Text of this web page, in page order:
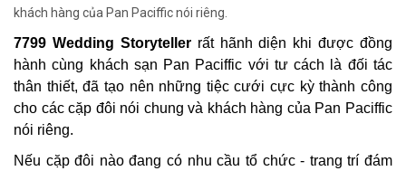
khách hàng của Pan Paciffic nói riêng.
7799 Wedding Storytellerrất hãnh diện khi được đồng
hành cùng khách sạn Pan Paciffic với tư cách là đối tác
thân thiết, đã tạo nên những tiệc cưới cực kỳ thành công
cho các cặp đôi nói chung và khách hàng của Pan Paciffic
nói riêng.
Nếu cặp đôi nào đang có nhu cầu tổ chức - trang trí đám